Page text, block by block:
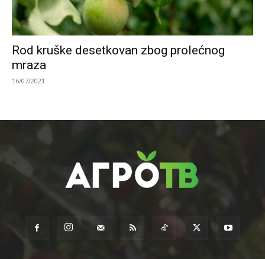
Rod kruške desetkovan zbog prolećnog
mraza
16/07/2021